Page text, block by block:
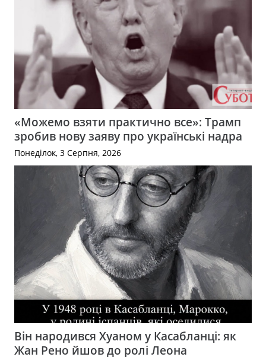
«Можемо взяти практично все»: Трамп
зробив нову заяву про українські надра
Понеділок, 3 Серпня, 2026
Він народився Хуаном у Касабланці: як
Жан Рено йшов до ролі Леона